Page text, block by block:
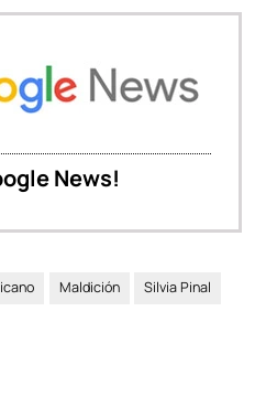
News!
Maldición Silvia Pinal